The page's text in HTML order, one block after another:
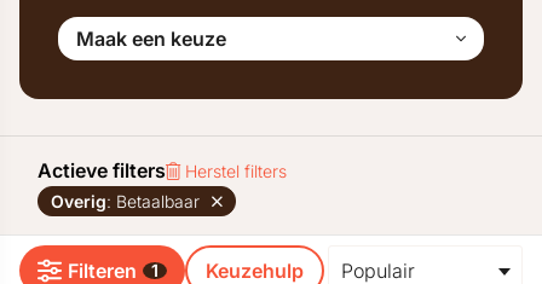
Maak een keuze
Actieve filters
Herstel filters
Overig: Betaalbaar
Filteren 1 Keuzehulp